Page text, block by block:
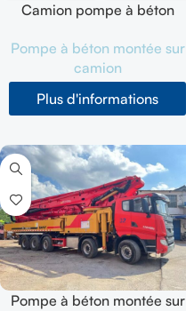
Camion pompe à béton
202308 d'occasion
Pompe à béton montée sur
camion
Plus d'informations
Pompe à béton montée sur